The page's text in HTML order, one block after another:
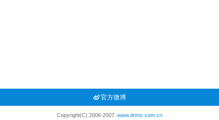
官方微博
Copyright(C) 2006-2007. www.dnmc.com.cn